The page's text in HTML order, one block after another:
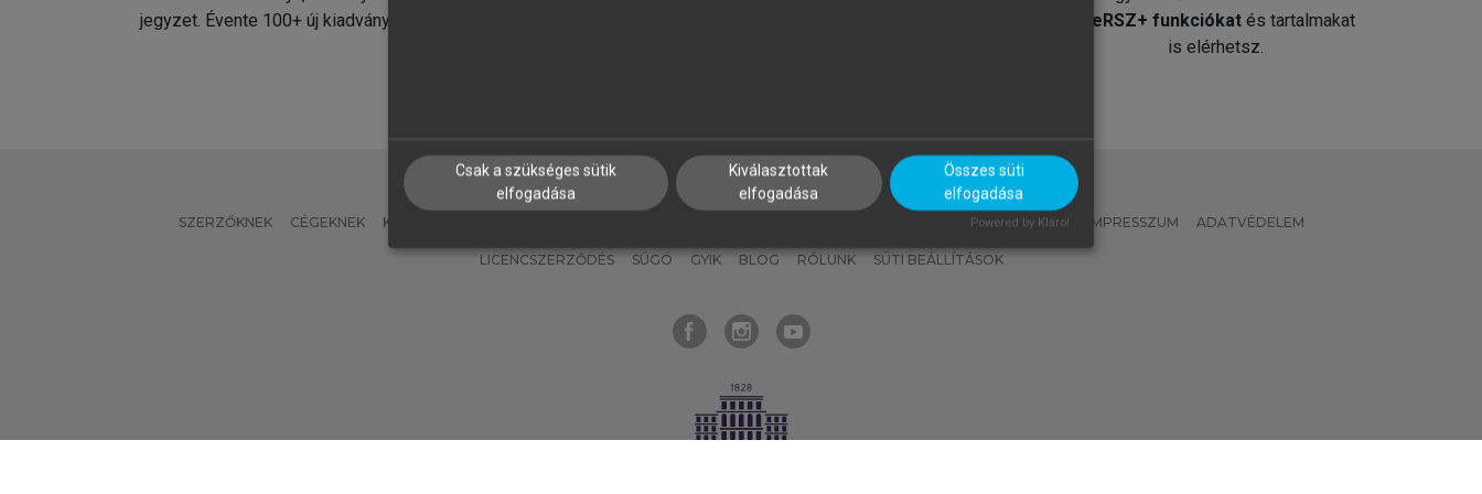
jegyzet. Évente 100+ új kiadvány.
MeRSZ+ funkciókat és tartalmakat
is elérhetsz.
SZERZŐKNEK CÉGEKNEK KÖNYVTÁROSOKNAK MI – ÁLTALÁNOS IRÁNYELVEK IMPRESSZUM ADATVÉDELEM
LICENCSZERZŐDÉS SÚGÓ GYIK BLOG RÓLUNK SÜTI BEÁLLÍTÁSOK
Csak a szükséges sütik
elfogadása
Kiválasztottak
elfogadása
Összes süti
elfogadása
Powered by Klaro!